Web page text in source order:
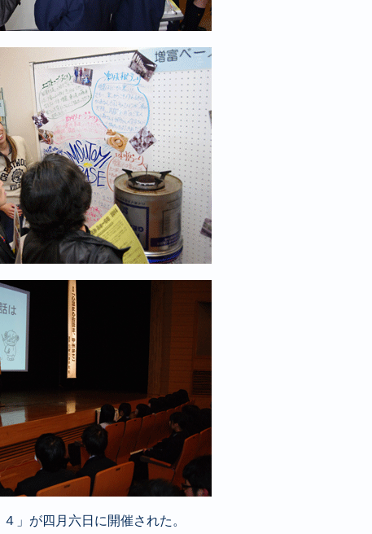
」が四月六日に開催された。